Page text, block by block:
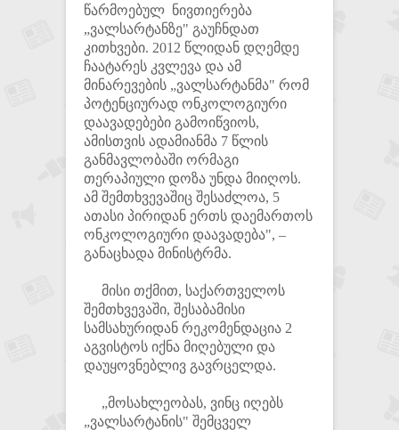
წარმოებულ ნივთიერება
„ვალსარტანზე" გაუჩნდათ
კითხვები. 2012 წლიდან დღემდე
ჩაატარეს კვლევა და ამ
მინარევების „ვალსარტანმა" რომ
პოტენციურად ონკოლოგიური
დაავადებები გამოიწვიოს,
ამისთვის ადამიანმა 7 წლის
განმავლობაში ორმაგი
თერაპიული დოზა უნდა მიიღოს.
ამ შემთხვევაშიც შესაძლოა, 5
ათასი პირიდან ერთს დაემართოს
ონკოლოგიური დაავადება", –
განაცხადა მინისტრმა.
მისი თქმით, საქართველოს
შემთხვევაში, შესაბამისი
სამსახურიდან რეკომენდაცია 2
აგვისტოს იქნა მიღებული და
დაუყოვნებლივ გავრცელდა.
„მოსახლეობას, ვინც იღებს
„ვალსარტანის" შემცველ